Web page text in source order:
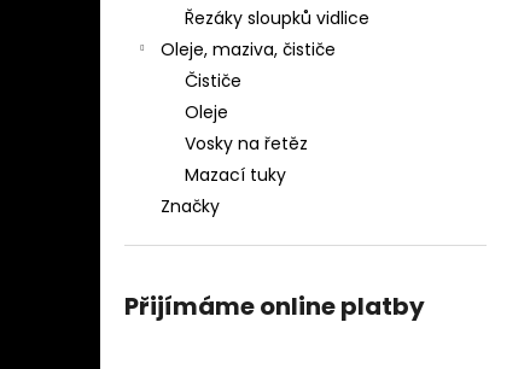
Řezáky sloupků vidlice
Oleje, maziva, čističe
Čističe
Oleje
Vosky na řetěz
Mazací tuky
Značky
Přijímáme online platby